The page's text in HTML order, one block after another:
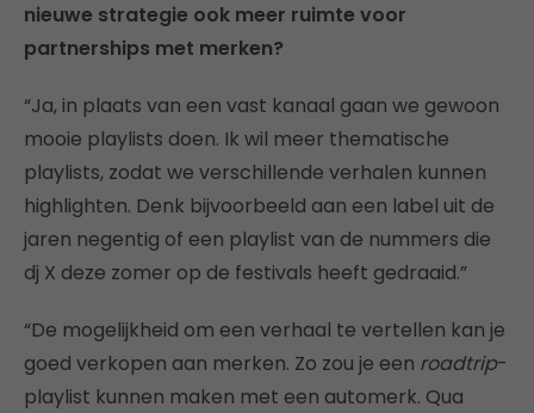
nieuwe strategie ook meer ruimte voor
partnerships met merken?
“Ja, in plaats van een vast kanaal gaan we gewoon
mooie playlists doen. Ik wil meer thematische
playlists, zodat we verschillende verhalen kunnen
highlighten. Denk bijvoorbeeld aan een label uit de
jaren negentig of een playlist van de nummers die
dj X deze zomer op de festivals heeft gedraaid.”
“De mogelijkheid om een verhaal te vertellen kan je
goed verkopen aan merken. Zo zou je een roadtrip-
playlist kunnen maken met een automerk. Qua